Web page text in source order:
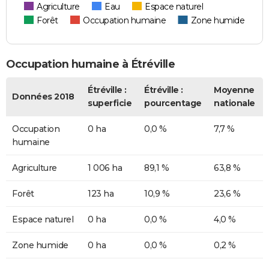
Agriculture Eau
Espace naturel
Forêt
Occupation humaine Zone humide
Occupation humaine à Étréville
Données 2018
Étréville :
superficie
Étréville :
pourcentage
Moyenne
nationale
Occupation
humaine
0 ha 0,0 % 7,7 %
Agriculture 1 006 ha 89,1 % 63,8 %
Forêt 123 ha 10,9 % 23,6 %
Espace naturel 0 ha 0,0 % 4,0 %
Zone humide 0 ha 0,0 % 0,2 %